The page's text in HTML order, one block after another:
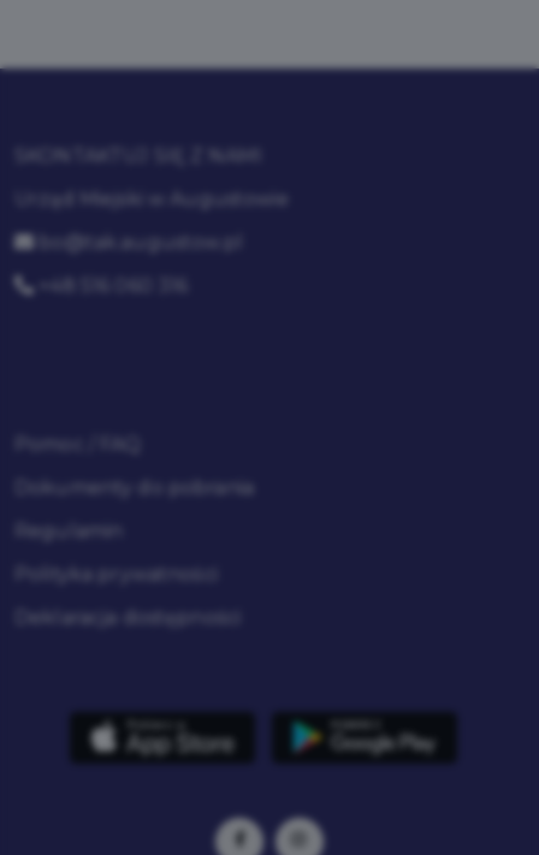
Urząd Miejski w Augustowie
bo@tak.augustow.pl
+48 516 060 316
Dokumenty do pobrania
Regulamin
Polityka prywatności
Deklaracja dostępności